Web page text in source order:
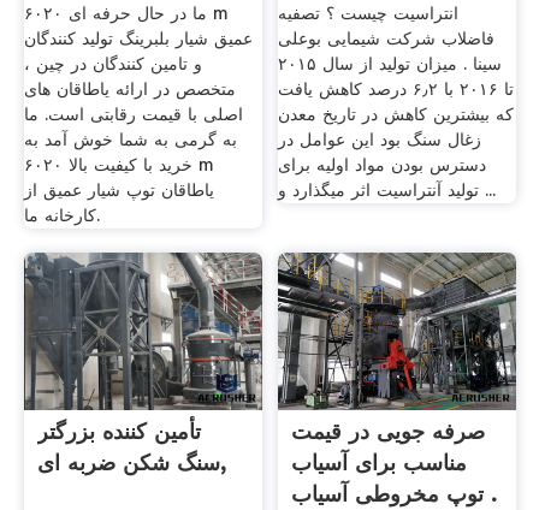
ما در حال حرفه ای ۶۰۲۰ m
عمیق شیار بلبرینگ تولید کنندگان
و تامین کنندگان در چین ،
متخصص در ارائه یاطاقان های
اصلی با قیمت رقابتی است. ما
به گرمی به شما خوش آمد به
خرید با کیفیت بالا ۶۰۲۰ m
یاطاقان توپ شیار عمیق از
کارخانه ما.
انتراسیت چیست ؟ تصفیه
فاضلاب شرکت شیمایی بوعلی
سینا . میزان تولید از سال ۲۰۱۵
تا ۲۰۱۶ با ۶٫۲ درصد کاهش یافت
که بیشترین کاهش در تاریخ معدن
زغال سنگ بود این عوامل در
دسترس بودن مواد اولیه برای
تولید آنتراسیت اثر میگذارد و ...
تأمین کننده بزرگتر
سنگ شکن ضربه ای,
صرفه جویی در قیمت
مناسب برای آسیاب
توپ مخروطی آسیاب .